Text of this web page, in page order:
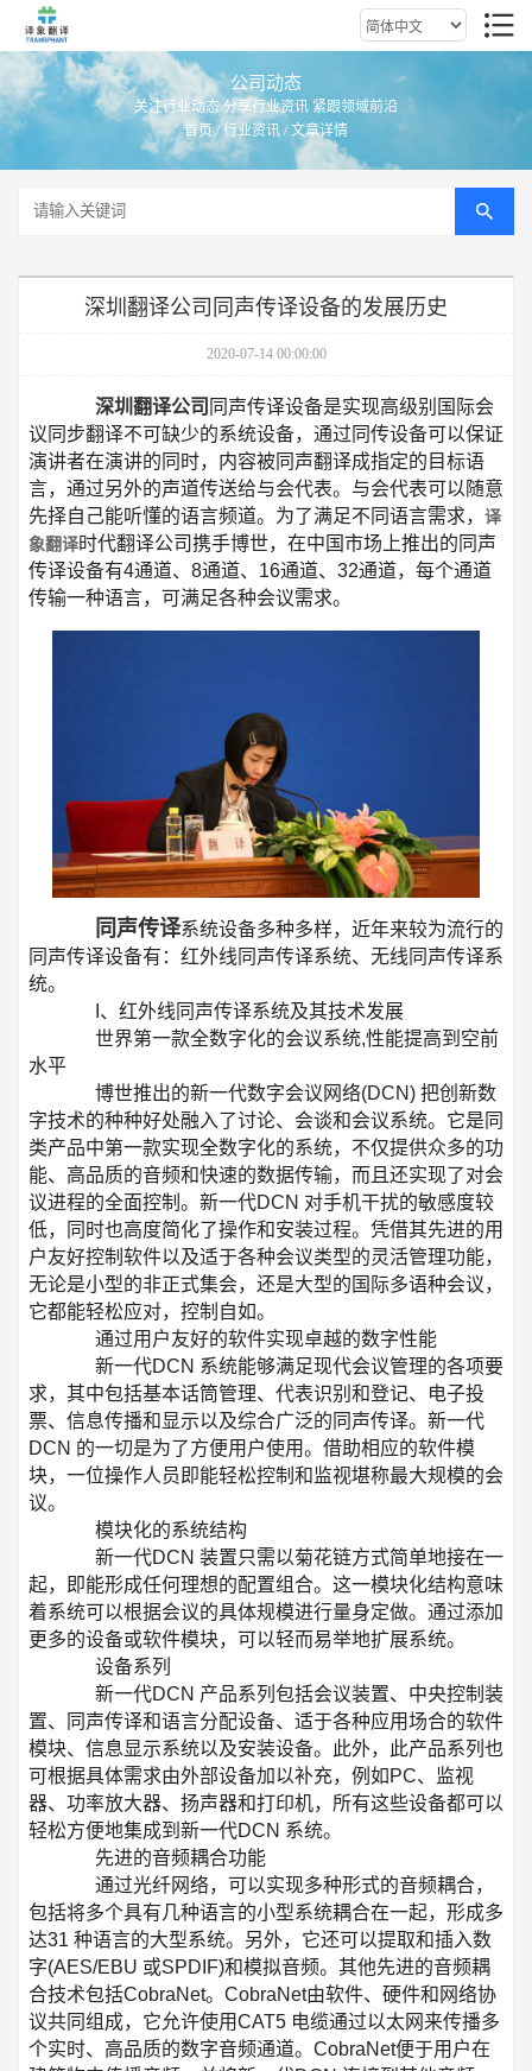
公司动态
关注行业动态 分享行业资讯 紧跟领域前沿
首页/行业资讯 / 文章详情
深圳翻译公司同声传译设备的发展历史
2020-07-14 00:00:00
深圳翻译公司 同声传译设备是实现高级别国际会
议同步翻译不可缺少的系统设备，通过同传设备可以保证
演讲者在演讲的同时，内容被同声翻译成指定的目标语
言，通过另外的声道传送给与会代表。与会代表可以随意
先择自己能听懂的语言频道。为了满足不同语言需求， 译
象翻译时代翻译公司携手博世，在中国市场上推出的同声
传译设备有4通道、8通道、16通道、32通道，每个通道
传输一种语言，可满足各种会议需求。
同声传译系统设备多种多样，近年来较为流行的
同声传译设备有：红外线同声传译系统、无线同声传译系
统。
I、红外线同声传译系统及其技术发展
世界第一款全数字化的会议系统,性能提高到空前
水平
博世推出的新一代数字会议网络(DCN) 把创新数
字技术的种种好处融入了讨论、会谈和会议系统。它是同
类产品中第一款实现全数字化的系统，不仅提供众多的功
能、高品质的音频和快速的数据传输，而且还实现了对会
议进程的全面控制。新一代DCN 对手机干扰的敏感度较
低，同时也高度简化了操作和安装过程。凭借其先进的用
户友好控制软件以及适于各种会议类型的灵活管理功能，
无论是小型的非正式集会，还是大型的国际多语种会议，
它都能轻松应对，控制自如。
通过用户友好的软件实现卓越的数字性能
新一代DCN 系统能够满足现代会议管理的各项要
求，其中包括基本话筒管理、代表识别和登记、电子投
票、信息传播和显示以及综合广泛的同声传译。新一代
DCN 的一切是为了方便用户使用。借助相应的软件模
块，一位操作人员即能轻松控制和监视堪称最大规模的会
议。
模块化的系统结构
新一代DCN 装置只需以菊花链方式简单地接在一
起，即能形成任何理想的配置组合。这一模块化结构意味
着系统可以根据会议的具体规模进行量身定做。通过添加
更多的设备或软件模块，可以轻而易举地扩展系统。
设备系列
新一代DCN 产品系列包括会议装置、中央控制装
置、同声传译和语言分配设备、适于各种应用场合的软件
模块、信息显示系统以及安装设备。此外，此产品系列也
可根据具体需求由外部设备加以补充，例如PC、监视
器、功率放大器、扬声器和打印机，所有这些设备都可以
轻松方便地集成到新一代DCN 系统。
先进的音频耦合功能
通过光纤网络，可以实现多种形式的音频耦合，
包括将多个具有几种语言的小型系统耦合在一起，形成多
达31 种语言的大型系统。另外，它还可以提取和插入数
字(AES/EBU 或SPDIF)和模拟音频。其他先进的音频耦
合技术包括CobraNet。CobraNet由软件、硬件和网络协
议共同组成，它允许使用CAT5 电缆通过以太网来传播多
个实时、高品质的数字音频通道。CobraNet便于用户在